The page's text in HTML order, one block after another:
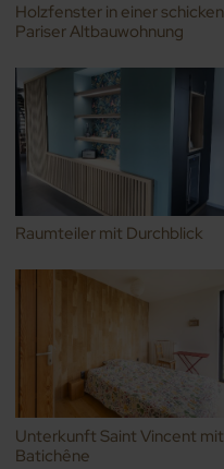
Holzfenster in einer schicken
Pariser Altbauwohnung
Raumteiler mit Durchblick
Unterkunft Saint Vincent mit
Batichêne